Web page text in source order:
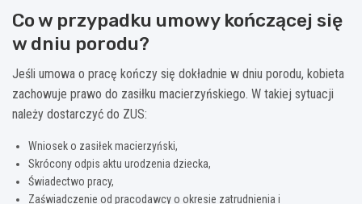
Co w przypadku umowy kończącej się
w dniu porodu?
Jeśli umowa o pracę kończy się dokładnie w dniu porodu, kobieta
zachowuje prawo do zasiłku macierzyńskiego. W takiej sytuacji
należy dostarczyć do ZUS:
Wniosek o zasiłek macierzyński,
Skrócony odpis aktu urodzenia dziecka,
Świadectwo pracy,
Zaświadczenie od pracodawcy o okresie zatrudnienia i